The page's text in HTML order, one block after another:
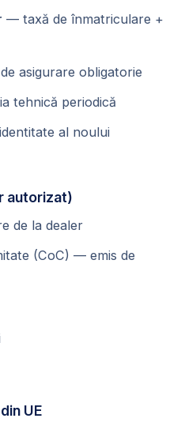
— taxă de înmatriculare +
asigurare obligatorie
tehnică periodică
al noului
autorizat)
de la dealer
(CoC) — emis de
UE